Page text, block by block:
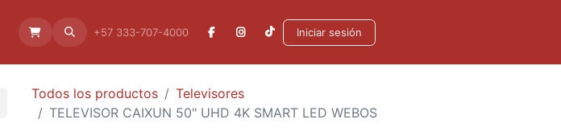
Aliados +57 333-707-4000 Iniciar sesión
Todos los productos
Televisores
TELEVISOR CAIXUN 50" UHD 4K SMART LED WEBOS